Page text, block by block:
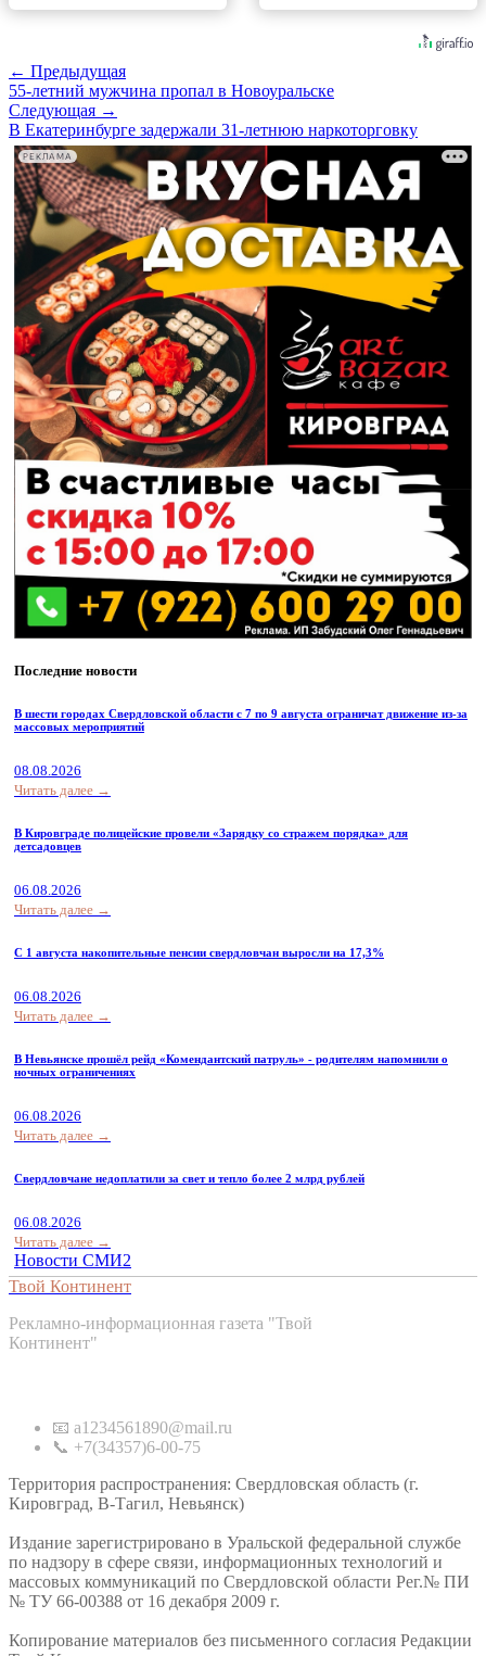
← Предыдущая
55-летний мужчина пропал в Новоуральске
Следующая →
В Екатеринбурге задержали 31-летнюю наркоторговку
РЕКЛАМА
Последние новости
В шести городах Свердловской области с 7 по 9 августа ограничат движение из-за
массовых мероприятий
08.08.2026
Читать далее →
В Кировграде полицейские провели «Зарядку со стражем порядка» для
детсадовцев
06.08.2026
Читать далее →
С 1 августа накопительные пенсии свердловчан выросли на 17,3%
06.08.2026
Читать далее →
В Невьянске прошёл рейд «Комендантский патруль» - родителям напомнили о
ночных ограничениях
06.08.2026
Читать далее →
Свердловчане недоплатили за свет и тепло более 2 млрд рублей
06.08.2026
Читать далее →
Новости СМИ2
Твой Континент
Рекламно-информационная газета "Твой
Континент"
📧 a1234561890@mail.ru
📞 +7(34357)6-00-75
Территория распространения: Свердловская область (г.
Кировград, В-Тагил, Невьянск)
Издание зарегистрировано в Уральской федеральной службе
по надзору в сфере связи, информационных технологий и
массовых коммуникаций по Свердловской области Рег.№ ПИ
№ ТУ 66-00388 от 16 декабря 2009 г.
Копирование материалов без письменного согласия Редакции